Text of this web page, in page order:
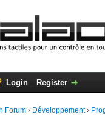
Login Register
Forum › Développement›